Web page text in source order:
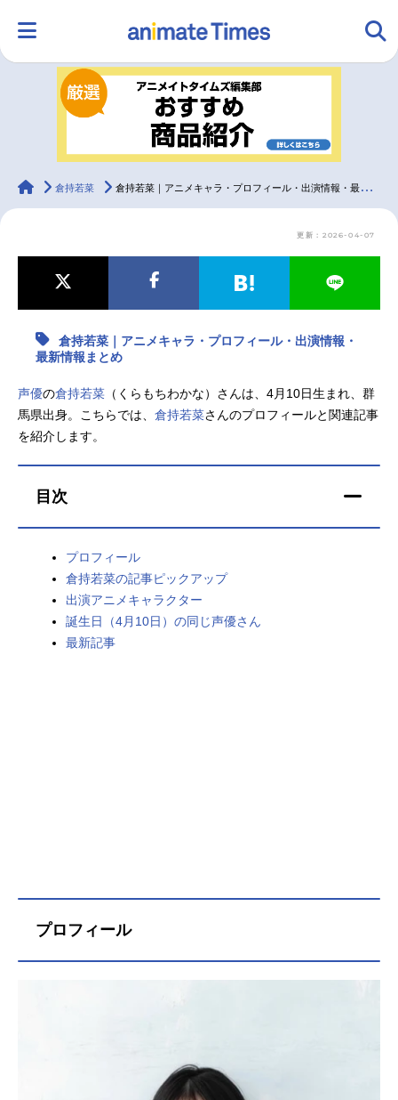
ランキング アニメ
ラジオ グッズ
最新記事一覧
アニメ記事一覧 声優記事一覧
アニメ映画一覧
今期アニメ曜日別一覧
春アニメ
男性声優/女性声優一覧
FOLLOW US
animateTimes
倉持若菜 倉持若菜｜アニメキャラ・プロフィール・出演情報・最新情報まとめ
更新：2026-04-07
倉持若菜｜アニメキャラ・プロフィール・出演情報・
最新情報まとめ
声優の倉持若菜 （くらもちわかな）さんは、4月10日生まれ、群
馬県出身。こちらでは、 倉持若菜さんのプロフィールと関連記事
を紹介します。
目次
プロフィール
倉持若菜の記事ピックアップ
出演アニメキャラクター
誕生日（4月10日）の同じ声優さん
最新記事
プロフィール